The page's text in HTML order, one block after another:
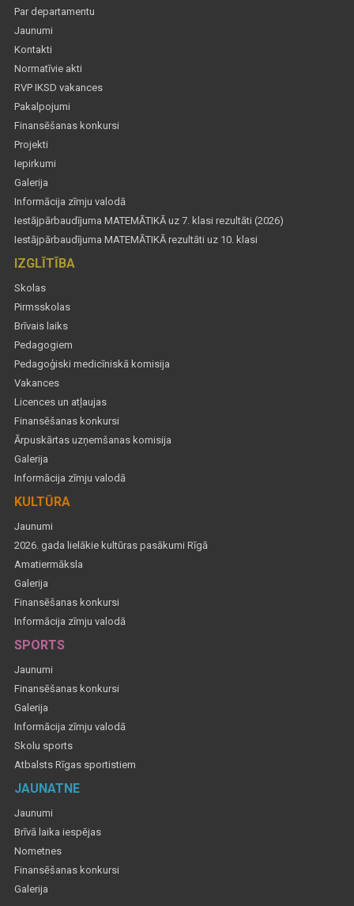
Par departamentu
Jaunumi
Kontakti
Normatīvie akti
RVP IKSD vakances
Pakalpojumi
Finansēšanas konkursi
Projekti
Iepirkumi
Galerija
Informācija zīmju valodā
Iestājpārbaudījuma MATEMĀTIKĀ uz 7. klasi rezultāti (2026)
Iestājpārbaudījuma MATEMĀTIKĀ rezultāti uz 10. klasi
IZGLĪTĪBA
Skolas
Pirmsskolas
Brīvais laiks
Pedagogiem
Pedagoģiski medicīniskā komisija
Vakances
Licences un atļaujas
Finansēšanas konkursi
Ārpuskārtas uzņemšanas komisija
Galerija
Informācija zīmju valodā
KULTŪRA
Jaunumi
2026. gada lielākie kultūras pasākumi Rīgā
Amatiermāksla
Galerija
Finansēšanas konkursi
Informācija zīmju valodā
SPORTS
Jaunumi
Finansēšanas konkursi
Galerija
Informācija zīmju valodā
Skolu sports
Atbalsts Rīgas sportistiem
JAUNATNE
Jaunumi
Brīvā laika iespējas
Nometnes
Finansēšanas konkursi
Galerija